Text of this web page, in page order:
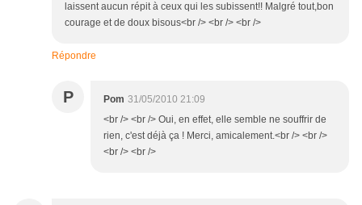
laissent aucun répit à ceux qui les subissent!! Malgré tout,bon
courage et de doux bisous<br /> <br /> <br />
Répondre
P Pom 31/05/2010 21:09
<br /> <br /> Oui, en effet, elle semble ne souffrir de
rien, c'est déjà ça ! Merci, amicalement.<br /> <br />
<br /> <br />